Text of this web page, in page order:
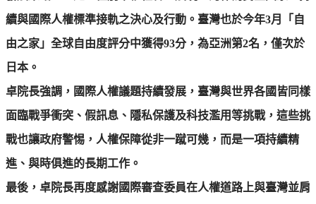
續與國際人權標準接軌之決心及行動。臺灣也於今年3月「自
由之家」全球自由度評分中獲得93分，為亞洲第2名，僅次於
日本。
卓院長強調，國際人權議題持續發展，臺灣與世界各國皆同樣
面臨戰爭衝突、假訊息、隱私保護及科技濫用等挑戰，這些挑
戰也讓政府警惕，人權保障從非一蹴可幾，而是一項持續精
進、與時俱進的長期工作。
最後，卓院長再度感謝國際審查委員在人權道路上與臺灣並肩